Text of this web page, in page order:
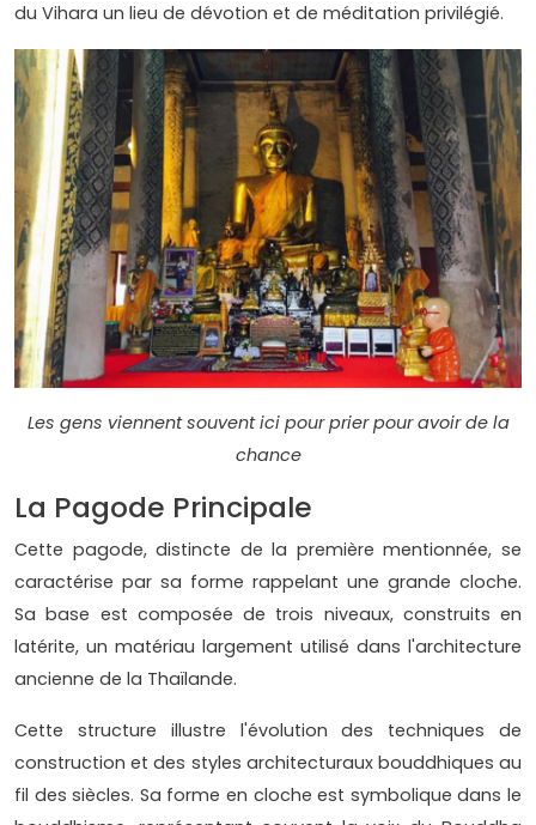
du Vihara un lieu de dévotion et de méditation privilégié.
Les gens viennent souvent ici pour prier pour avoir de la
chance
La Pagode Principale
Cette pagode, distincte de la première mentionnée, se
caractérise par sa forme rappelant une grande cloche.
Sa base est composée de trois niveaux, construits en
latérite, un matériau largement utilisé dans l'architecture
ancienne de la Thaïlande.
Cette structure illustre l'évolution des techniques de
construction et des styles architecturaux bouddhiques au
fil des siècles. Sa forme en cloche est symbolique dans le